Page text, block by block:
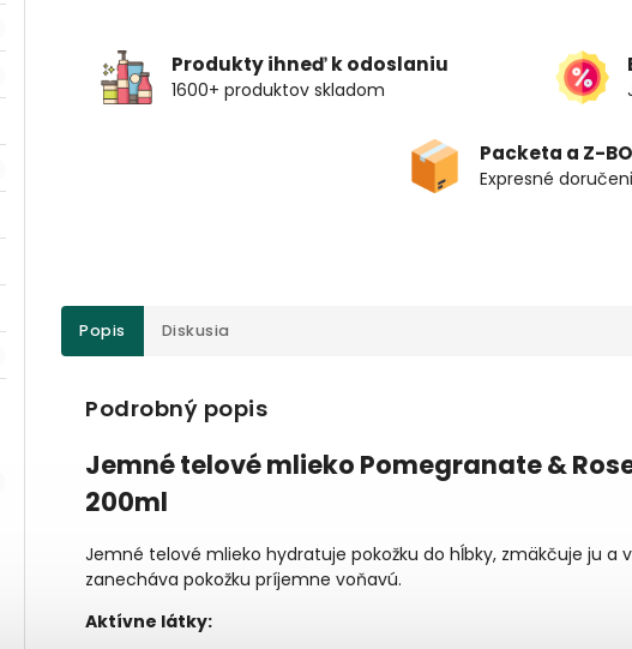
Produkty ihneď k odoslaniu
1600+ produktov skladom
Packeta a Z-
Expresné
Popis Diskusia
Podrobný popis
Jemné telové mlieko Pomegranate &
200ml
Jemné telové mlieko hydratuje pokožku do hĺbky, zmäkčuje ju a
zanecháva pokožku príjemne voňavú.
Aktívne látky: